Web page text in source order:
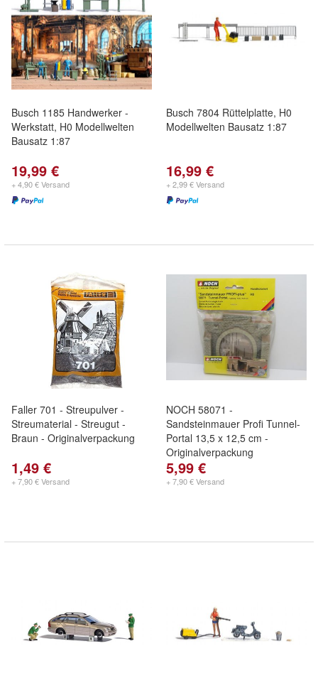
Busch 1185 Handwerker -
Werkstatt, H0 Modellwelten
Bausatz 1:87
19,99 €
+ 4,90 € Versand
Busch 7804 Rüttelplatte, H0
Modellwelten Bausatz 1:87
16,99 €
+ 2,99 € Versand
Faller 701 - Streupulver -
Streumaterial - Streugut -
Braun - Originalverpackung
1,49 €
+ 7,90 € Versand
NOCH 58071 -
Sandsteinmauer Profi Tunnel-
Portal 13,5 x 12,5 cm -
Originalverpackung
5,99 €
+ 7,90 € Versand